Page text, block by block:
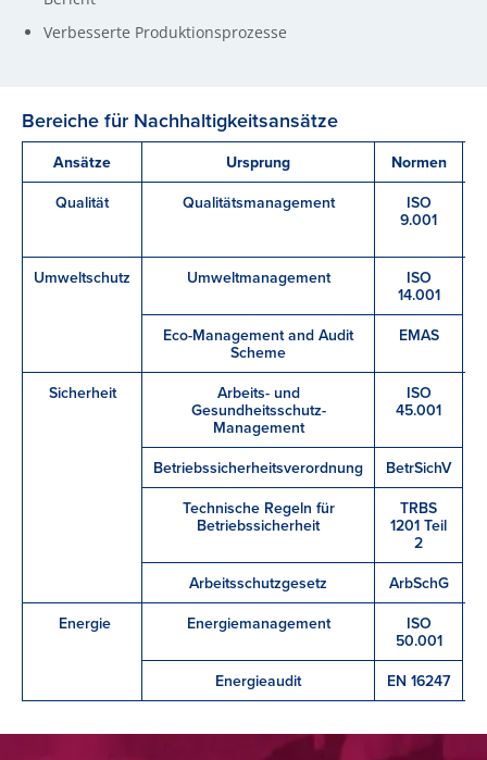
Verbesserte Produktionsprozesse
Bereiche für Nachhaltigkeitsansätze
Ansätze Ursprung
Normen
Qualität
Qualitätsmanagement
ISO
9.001
Umweltschutz Umweltmanagement
ISO
14.001
Eco-Management and Audit
Scheme
EMAS
Sicherheit
Arbeits- und
Gesundheitsschutz-
Management
ISO
45.001
Betriebssicherheitsverordnung
BetrSichV
Technische Regeln für
Betriebssicherheit
TRBS
1201 Teil
2
Arbeitsschutzgesetz
ArbSchG
Energie
Energiemanagement
ISO
50.001
Energieaudit EN 16247